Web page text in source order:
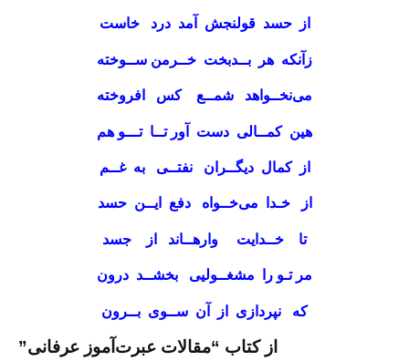
از حسد قولنجش آمد درد خاست
زآنكه هر بــدبخت خــرمن ســوخته
می‌نخــواهد شمــع كس افروخته
هين كمــالی دست‌ آور تــا تـــو هم
از كمال ديگــران نفتــی به غــم
از خـدا می‌خــواه دفع ايــن حسد
تا خــدايت وارهــاند از جسد
مر تـو را مشغــوليی بخشــد درون
كه نپردازی از آن ســوی بــرون
از کتاب “مقالات عبرت‌آموز عرفانی”